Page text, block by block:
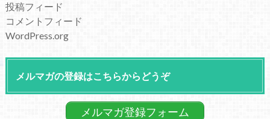
投稿フィード
コメントフィード
WordPress.org
メルマガの登録はこちらからどうぞ
メルマガ登録フォーム